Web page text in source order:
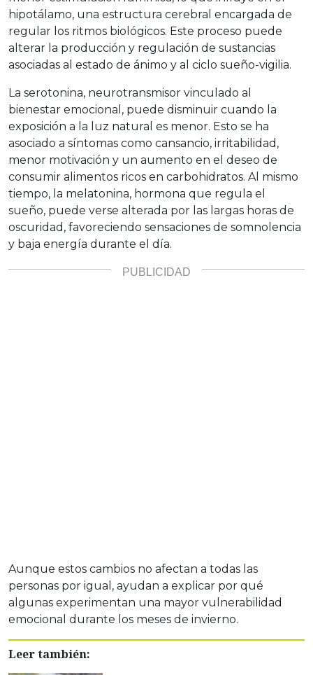
hipotálamo, una estructura cerebral encargada de
regular los ritmos biológicos. Este proceso puede
alterar la producción y regulación de sustancias
asociadas al estado de ánimo y al ciclo sueño-vigilia.
La serotonina, neurotransmisor vinculado al
bienestar emocional, puede disminuir cuando la
exposición a la luz natural es menor. Esto se ha
asociado a síntomas como cansancio, irritabilidad,
menor motivación y un aumento en el deseo de
consumir alimentos ricos en carbohidratos. Al mismo
tiempo, la melatonina, hormona que regula el
sueño, puede verse alterada por las largas horas de
oscuridad, favoreciendo sensaciones de somnolencia
y baja energía durante el día.
Aunque estos cambios no afectan a todas las
personas por igual, ayudan a explicar por qué
algunas experimentan una mayor vulnerabilidad
emocional durante los meses de invierno.
Leer también: